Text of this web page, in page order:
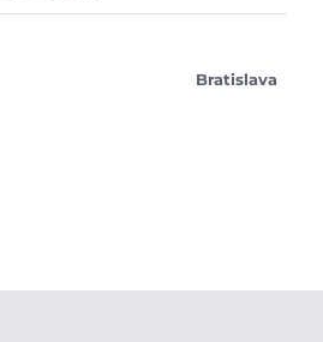
Bratislava